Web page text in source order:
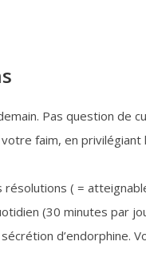
Pas question de
faim, en privilégiant
résolutions ( =
(30 minutes par
d’endorphine.